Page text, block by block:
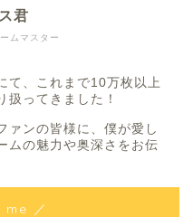
ムマスター
君
て、これまで10万枚以上
扱ってきました！
ァンの皆様に、僕が愛し
ムの魅力や奥深さをお伝
me ／